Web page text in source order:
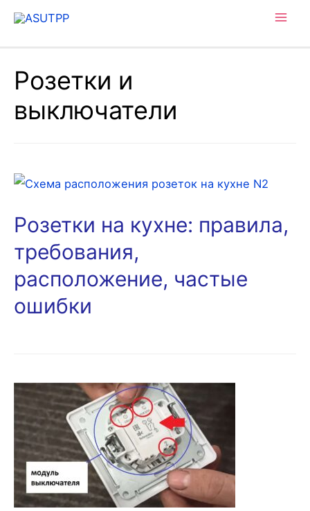
Розетки и
выключатели
Розетки на кухне: правила,
требования,
расположение, частые
ошибки